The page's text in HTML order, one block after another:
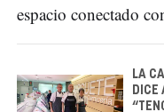
espacio conectado
LA
DICE